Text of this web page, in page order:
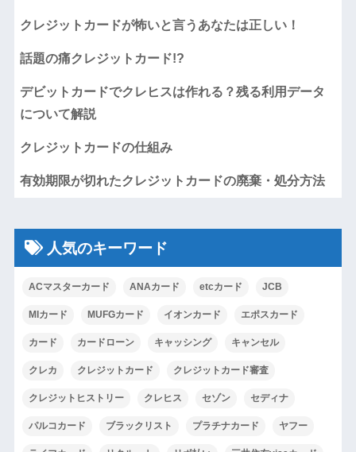
クレジットカードが怖いと言うあなたは正しい！
話題の痛クレジットカード!?
デビットカードでクレヒスは作れる？残る利用データ
について解説
クレジットカードの仕組み
有効期限が切れたクレジットカードの廃棄・処分方法
人気のキーワード
ACマスターカード ANAカード etcカード JCB
MIカード MUFGカード イオンカード エポスカード
カード カードローン キャッシング キャンセル
クレカ クレジットカード クレジットカード審査
クレジットヒストリー クレヒス セゾン セディナ
パルコカード ブラックリスト プラチナカード ヤフー